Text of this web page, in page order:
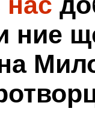
ние